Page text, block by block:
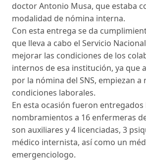
doctor Antonio Musa, que estaba
modalidad de nómina interna.
Con esta entrega se da
que lleva a cabo el Servicio
mejorar las condiciones de los
internos de esa institución, ya que
por la nómina del SNS, empiezan
condiciones laborales.
En esta ocasión fueron entregados
nombramientos a 16 enfermeras
son auxiliares y 4 licenciadas, 3
médico internista, así como un
emergenciologo.